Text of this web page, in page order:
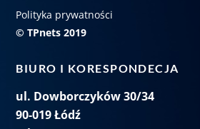
Polityka prywatności
© TPnets 2019
BIURO I KORESPONDECJA
ul. Dowborczyków 30/34
90-019 Łódź